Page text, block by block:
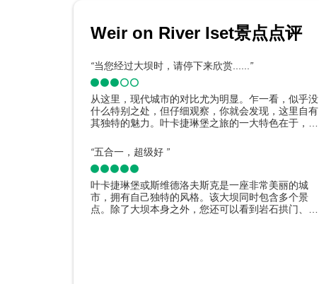
Weir on River Iset景点点评
“当您经过大坝时，请停下来欣赏...... ”
从这里，现代城市的对比尤为明显。乍一看，似乎没
什么特别之处，但仔细观察，你就会发现，这里自有
其独特的魅力。叶卡捷琳堡之旅的一大特色在于，只
于市中心的景点。大坝附近有1905广场、列宁纪念
碑、市政府大楼、通道、几家咖啡馆和食堂，河对岸
则是滴血教堂、普希金纪念碑和文学广场、键盘纪念
碑、古老的庄园和房屋，走过这些，不知不觉就能到
达火车站。
“五合一，超级好 ”
叶卡捷琳堡或斯维德洛夫斯克是一座非常美丽的城
市，拥有自己独特的风格。该大坝同时包含多个景
点。除了大坝本身之外，您还可以看到岩石拱门、这